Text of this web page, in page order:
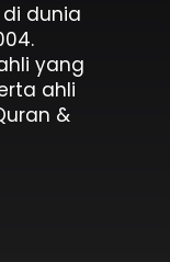
dunia
yang
ahli
&